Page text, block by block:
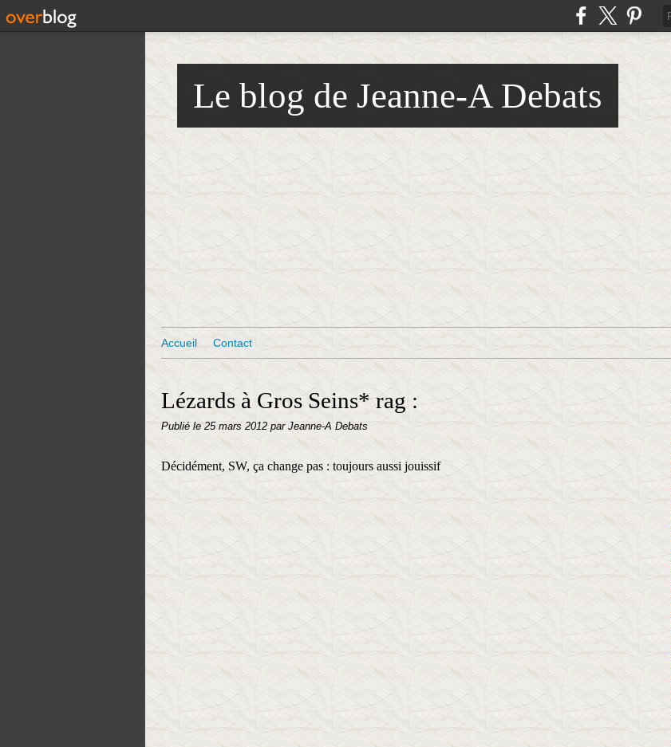
Le blog de Jeanne-A Debats
Accueil Contact
Lézards à Gros Seins* rag :
Publié le 25 mars 2012 par Jeanne-A Debats
Décidément, SW, ça change pas : toujours aussi jouissif